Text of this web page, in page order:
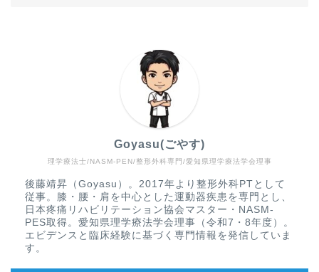
理学療法士/NASM-PEN/整形外科専門/愛知県理学療法学会理事
Goyasu(ごやす)
後藤靖昇（Goyasu）。2017年より整形外科PTとして
従事。膝・腰・肩を中心とした運動器疾患を専門とし、
日本疼痛リハビリテーション協会マスター・NASM-
PES取得。愛知県理学療法学会理事（令和7・8年度）。
エビデンスと臨床経験に基づく専門情報を発信していま
す。
疾患から探す